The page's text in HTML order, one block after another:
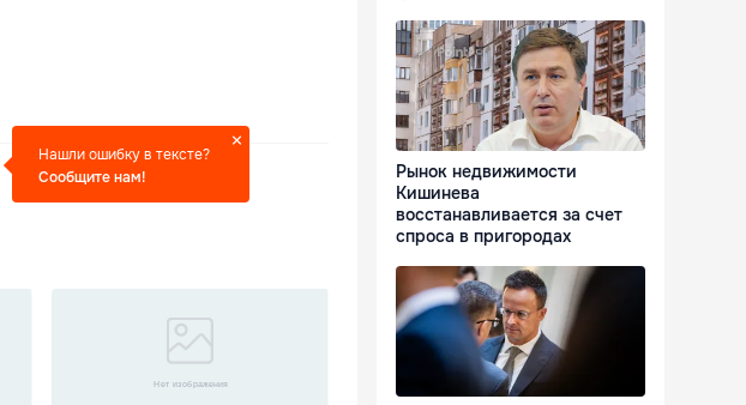
Нашли ошибку в тексте?
Сообщите нам!
Рынок недвижимости
Кишинева
восстанавливается за счет
спроса в пригородах